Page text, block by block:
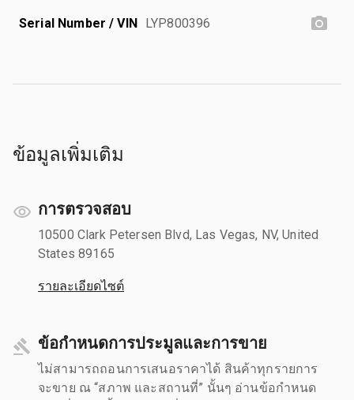
Serial Number / VIN LYP800396
ข้อมูลเพิ่มเติม
การตรวจสอบ
10500 Clark Petersen Blvd, Las Vegas, NV, United
States 89165
รายละเอียดไซต์
ข้อกำหนดการประมูลและการขาย
ไม่สามารถถอนการเสนอราคาได้ สินค้าทุกรายการ
จะขาย ณ “สภาพ และสถานที่” นั้นๆ อ่านข้อกำหนด